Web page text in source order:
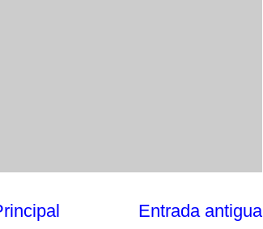
Entrada antigua